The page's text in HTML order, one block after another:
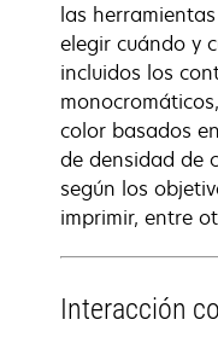
las
elegir cuándo y
incluidos los
color basados
de densidad de
según los
imprimir, entre
Interacción